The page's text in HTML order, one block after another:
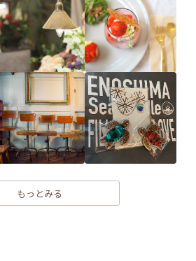
もっとみる